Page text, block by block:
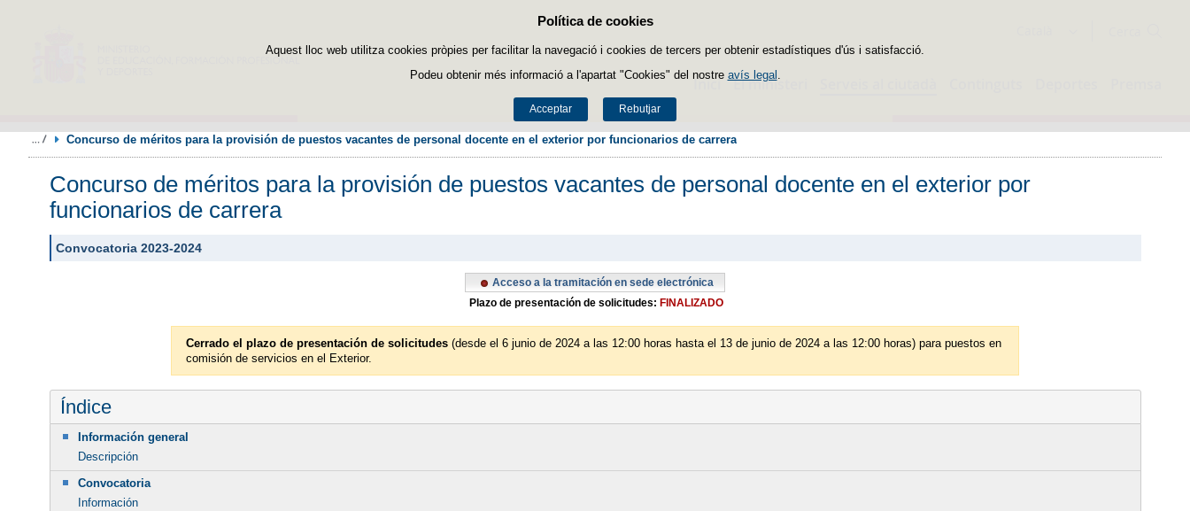
Política de cookies
Aquest lloc web utilitza cookies pròpies per facilitar la navegació i cookies de tercers per obtenir estadístiques d'ús i satisfacció.
Podeu obtenir més informació a l'apartat "Cookies" del nostre avís legal
Acceptar Rebutjar
Passar al contingut
Inici El ministeri
Concurso de méritos para la provisión de puestos vacantes de personal docente en el exterior por funcionarios de carrera
Concurso de méritos para la provisión de puestos vacantes de personal docente en el exterior por
funcionarios de carrera
Convocatoria 2023-2024
Acceso a la tramitación en sede electrónica
Plazo de presentación de solicitudes: FINALIZADO
Cerrado el plazo de presentación de solicitudes(desde el 6 junio de 2024 a las 12:00 horas hasta el 13 de junio de 2024 a las 12:00 horas) para puestos en
comisión de servicios en el Exterior.
Índice
Información general
Descripción
Convocatoria
Información